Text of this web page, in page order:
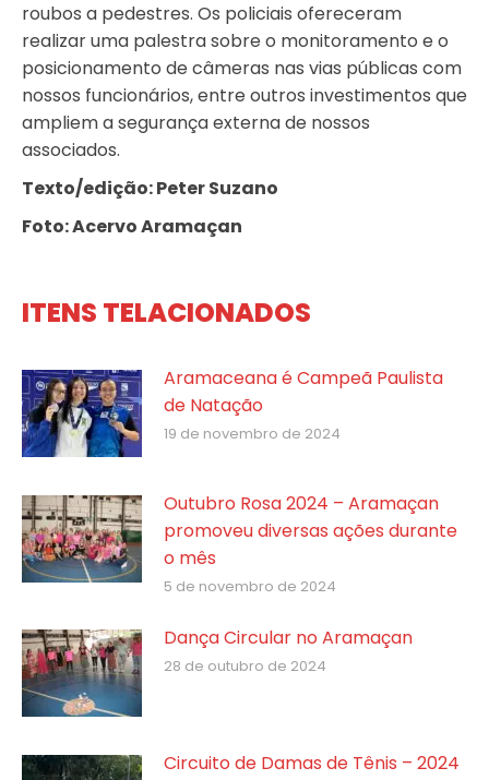
roubos a pedestres. Os policiais ofereceram
realizar uma palestra sobre o monitoramento e o
posicionamento de câmeras nas vias públicas com
nossos funcionários, entre outros investimentos que
ampliem a segurança externa de nossos
associados.
Texto/edição: Peter Suzano
Foto: Acervo Aramaçan
ITENS TELACIONADOS
Aramaceana é Campeã Paulista
de Natação
19 de novembro de 2024
Outubro Rosa 2024 – Aramaçan
promoveu diversas ações durante
o mês
5 de novembro de 2024
Dança Circular no Aramaçan
28 de outubro de 2024
Circuito de Damas de Tênis – 2024